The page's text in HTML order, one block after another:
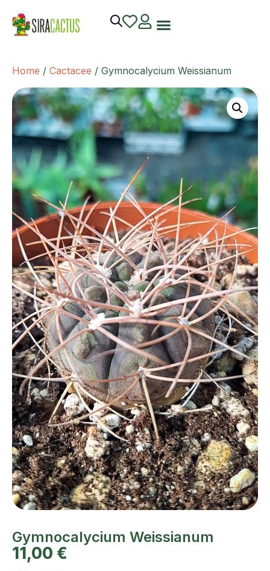
Home / Cactacee / Gymnocalycium Weissianum
Gymnocalycium Weissianum
11,00 €